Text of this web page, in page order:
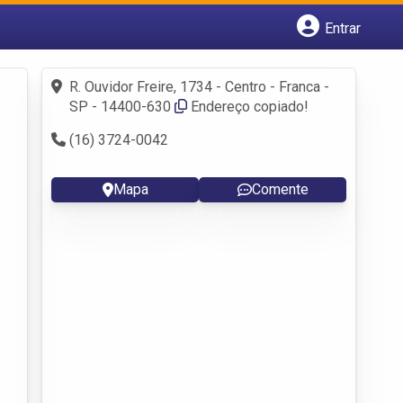
Entrar
Fazer login
Criar conta
R. Ouvidor Freire, 1734 - Centro - Franca -
SP - 14400-630
Endereço copiado!
(16) 3724-0042
Mapa Comente